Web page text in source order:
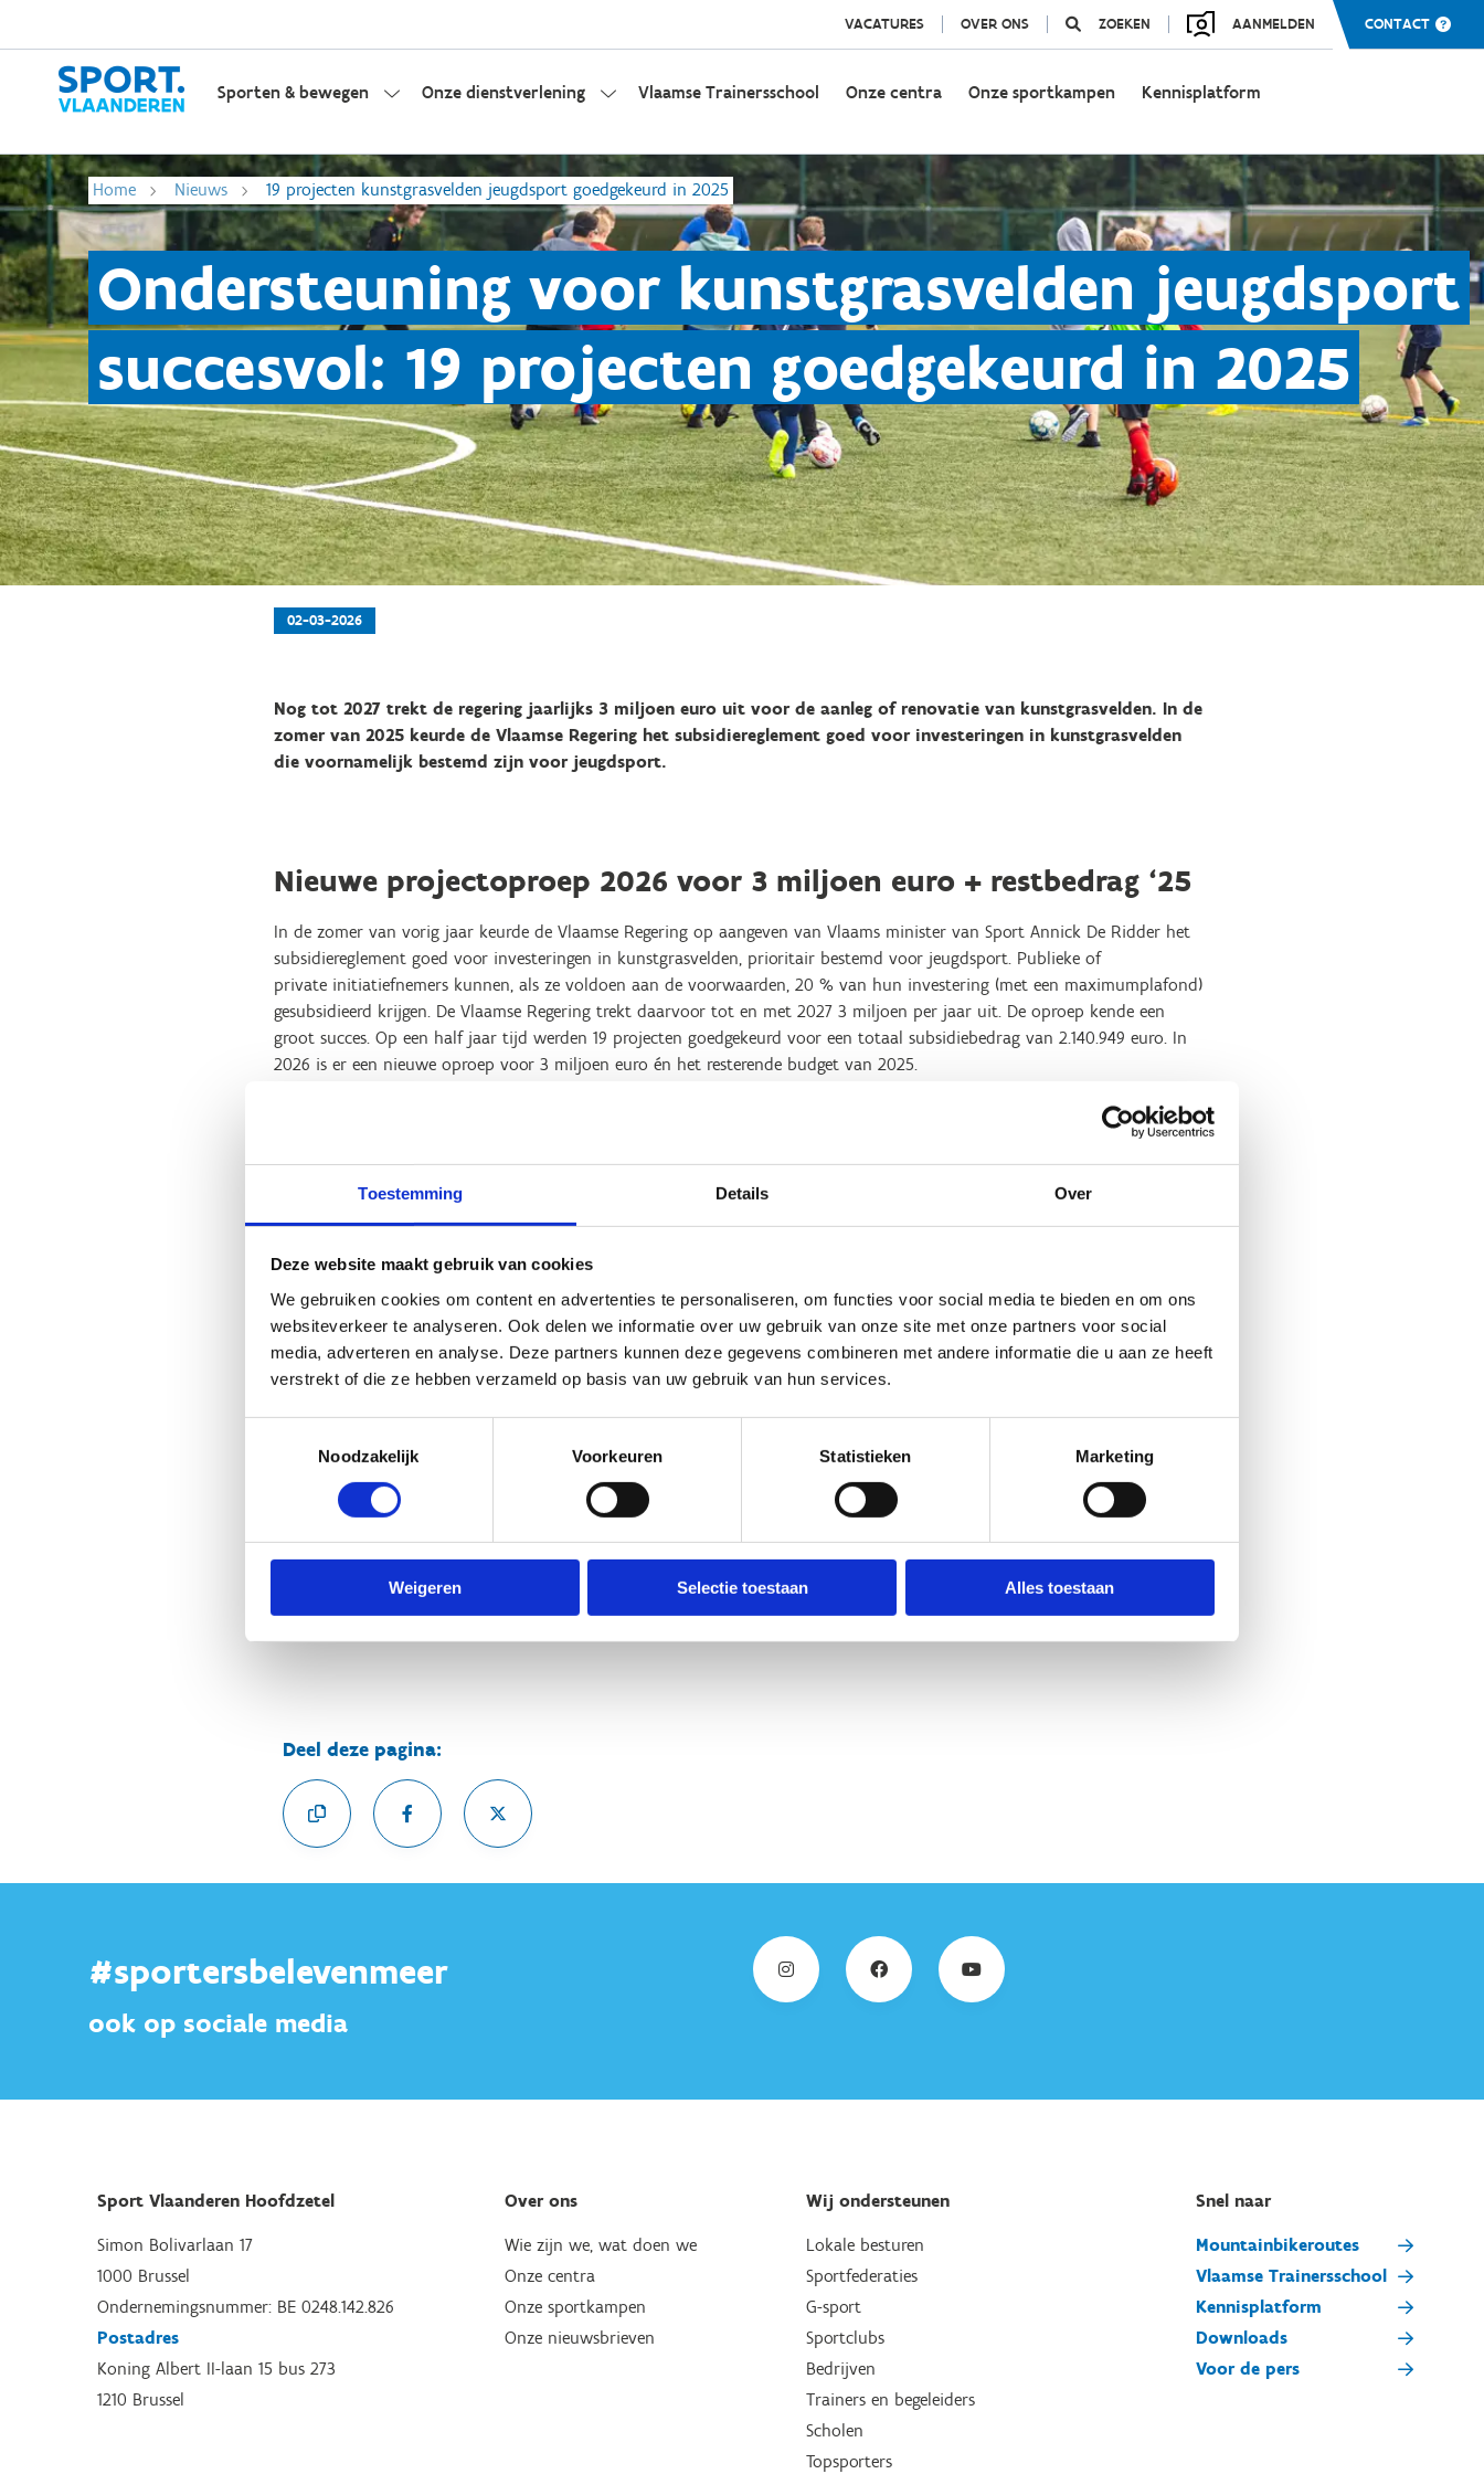
Toestemming Details Over
Deze website maakt gebruik van cookies
We gebruiken cookies om content en advertenties te personaliseren, om functies voor social media te bieden en om ons
websiteverkeer te analyseren. Ook delen we informatie over uw gebruik van onze site met onze partners voor social
media, adverteren en analyse. Deze partners kunnen deze gegevens combineren met andere informatie die u aan ze heeft
verstrekt of die ze hebben verzameld op basis van uw gebruik van hun services.
Noodzakelijk
Voorkeuren Statistieken Marketing
Weigeren Selectie toestaan Alles toestaan
VACATURES OVER ONS ZOEKEN AANMELDEN CONTACT
Sporten & bewegen Onze dienstverlening Vlaamse Trainersschool Onze centra Onze sportkampen Kennisplatform
Home Nieuws 19 projecten kunstgrasvelden jeugdsport goedgekeurd in 2025
Ondersteuning voor kunstgrasvelden jeugdsport
succesvol: 19 projecten goedgekeurd in 2025
02-03-2026
Nog tot 2027 trekt de regering jaarlijks 3 miljoen euro uit voor de aanleg of renovatie van kunstgrasvelden. In de
zomer van 2025 keurde de Vlaamse Regering het subsidiereglement goed voor investeringen in kunstgrasvelden
die voornamelijk bestemd zijn voor jeugdsport.
Nieuwe projectoproep 2026 voor 3 miljoen euro + restbedrag ‘25
In de zomer van vorig jaar keurde de Vlaamse Regering op aangeven van Vlaams minister van Sport Annick De Ridder het
subsidiereglement goed voor investeringen in kunstgrasvelden, prioritair bestemd voor jeugdsport. Publieke of
private initiatiefnemers kunnen, als ze voldoen aan de voorwaarden, 20 % van hun investering (met een maximumplafond)
gesubsidieerd krijgen. De Vlaamse Regering trekt daarvoor tot en met 2027 3 miljoen per jaar uit. De oproep kende een
groot succes. Op een half jaar tijd werden 19 projecten goedgekeurd voor een totaal subsidiebedrag van 2.140.949 euro. In
2026 is er een nieuwe oproep voor 3 miljoen euro én het resterende budget van 2025.
De subsidies dienen voor de aanleg van klassieke kunstgrasvelden, de aanleg van watergedragen hockeyvelden en de
grondige renovatie van bestaande klassieke kunstgrasvelden. De subsidie bedraagt 20 % van de investering, met een
maximumbedrag afhankelijk van het type veld. Zo wordt er tot 145.000 euro voorzien voor kunstgrasvelden, tot 205.000
euro voor hockeyvelden en tot 85.000 euro voor renovaties van standaard kunstgrasvelden.
Een belangrijke voorwaarde is dat de infrastructuur prioritair gebruikt wordt voor jeugdsportactiviteiten (voor jongeren tot
en met 18 jaar), en dat het veld jaarlijks minstens 760 uren gebruikt wordt. Aanvragers moeten gebruik maken van de
werken nog niet mogen zijn gestart op het moment van de subsidieaanvraag.
“Ondanks het feit dat de subsidieoproep pas midden vorig jaar is opgestart, konden we al 19 projecten goedkeuren: 15
nieuwe voetbalvelden, 2 gerenoveerde voetbalvelden en 2 nieuwe hockeyvelden. Het succes van de subsidieoproep bevestigt
garanderen een hoge speelkans, het hele jaar door. Ik kijk uit naar de reacties op onze oproep van dit jaar”, aldus Vlaams
minister van Sport Annick De Ridder
Bekijk de lijst van de goedgekeurde projecten kunstgrasvelden 2025
Vraag subsidies aan voor kunstgrasvelden
Deel deze pagina:
#sportersbelevenmeer
ook op sociale media
Sport Vlaanderen Hoofdzetel
Simon Bolivarlaan 17
1000 Brussel
Ondernemingsnummer: BE 0248.142.826
Postadres
Koning Albert II-laan 15 bus 273
1210 Brussel
Over ons
Wie zijn we, wat doen we
Onze centra
Onze sportkampen
Onze nieuwsbrieven
Wij ondersteunen
Lokale besturen
Sportfederaties
G-sport
Sportclubs
Bedrijven
Trainers en begeleiders
Scholen
Topsporters
Snel naar
Mountainbikeroutes
Vlaamse Trainersschool
Kennisplatform
Downloads
Voor de pers